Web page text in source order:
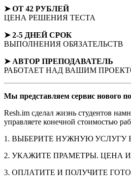
➤ ОТ 42 РУБЛЕЙ
ЦЕНА РЕШЕНИЯ ТЕСТА
➤ 2-5 ДНЕЙ СРОК
ВЫПОЛНЕНИЯ ОБЯЗАТЕЛЬСТВ
➤ АВТОР ПРЕПОДАВАТЕЛЬ
РАБОТАЕТ НАД ВАШИМ
Мы представляем сервис нового
Resh.im сделал жизнь студентов
управляете конечной стоимостью
1. ВЫБЕРИТЕ НУЖНУЮ УСЛУГУ
2. УКАЖИТЕ ПРАМЕТРЫ. ЦЕНА
3. ОПЛАТИТЕ И ПОЛУЧИТЕ